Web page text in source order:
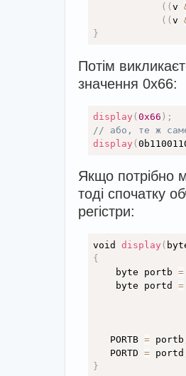
( (v
( (v
}
Потім
значення 0x66:
display ( 0x66 ) ;
// або, те ж
display (
Якщо потрібно
тоді спочатку
регістри:
void display (
{
    byte portb
=
    byte portd
=
   PORTB
= portb
   PORTD
= portd
}